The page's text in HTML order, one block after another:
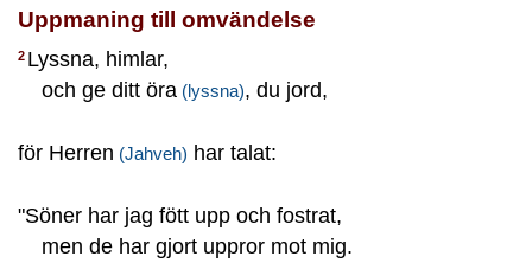
Uppmaning till omvändelse
2 Lyssna, himlar,
och ge ditt öra (lyssna), du jord,
för Herren (Jahveh) har talat:
"Söner har jag fött upp och fostrat,
men de har gjort uppror mot mig.